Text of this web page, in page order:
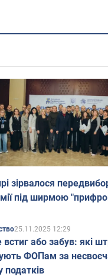
зірвалося
під ширмою
25.11.2025 12:29
встиг або забув: які
ФОПам за
податків